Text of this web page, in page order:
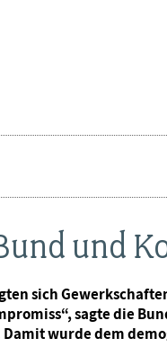
und
sich
sagte die
wurde dem